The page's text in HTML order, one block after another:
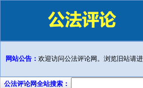
网站公告： 欢迎访问公法评论网。浏览旧站请进
公法评论网全站搜索：